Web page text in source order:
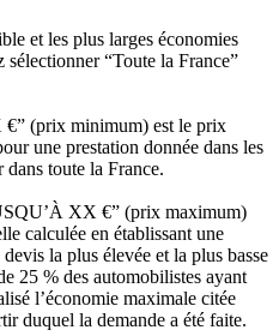
et les plus larges économies
sélectionner “Toute la France”
(prix minimum) est le prix
une prestation donnée dans les
dans toute la France.
XX €” (prix maximum)
calculée en établissant une
la plus élevée et la plus basse
25 % des automobilistes ayant
l’économie maximale citée
duquel la demande a été faite.